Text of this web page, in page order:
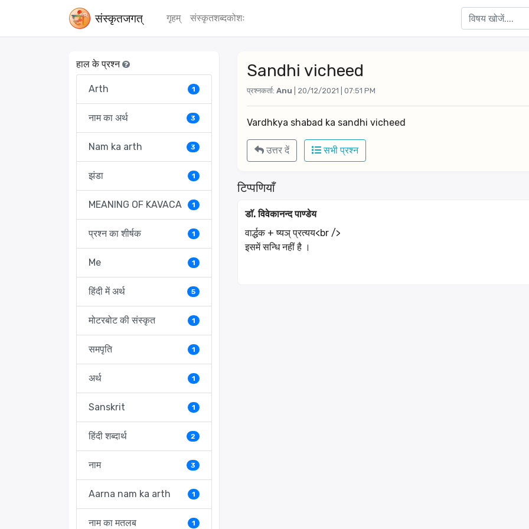
संस्‍कृतजगत् गृहम् संस्‍कृतशब्‍दकोशः
हाल के प्रश्न
Arth 1
नाम का अर्थ 3
Nam ka arth 3
झंडा 1
MEANING OF KAVACA 1
प्रश्न का शीर्षक 1
Me 1
हिंदी में अर्थ 5
मोटरबोट की संस्कृत 1
समपृति 1
अर्थ 1
Sanskrit 1
हिंदी शब्दार्थ 2
नाम 3
Aarna nam ka arth 1
नाम का मतलब 1
Sandhi vicheed
प्रश्नकर्ता: Anu | 20/12/2021 | 07:51 PM
Vardhkya shabad ka sandhi vicheed
उत्तर दें सभी प्रश्न
टिप्पणियाँ
डाॅ. विवेकानन्द पाण्डेय
वार्द्धक + ष्यञ् प्रत्यय<br />
इसमें सन्धि नहीं है ।